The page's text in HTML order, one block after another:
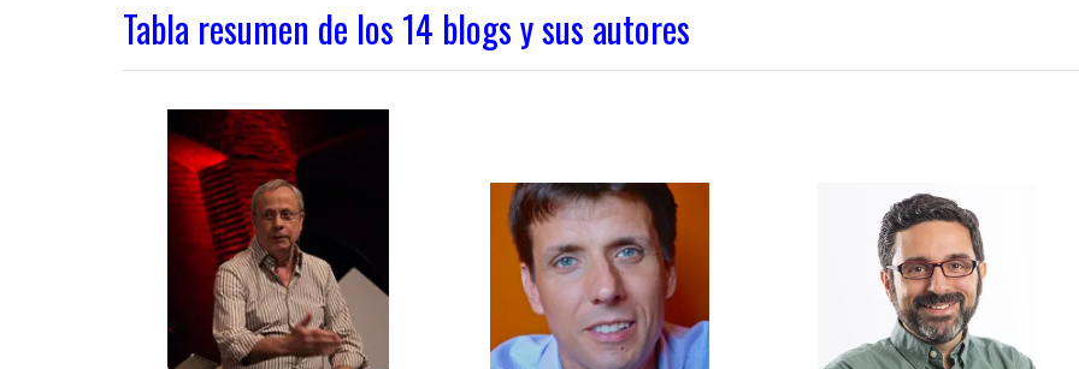
Tabla resumen de los 14 blogs y sus autores